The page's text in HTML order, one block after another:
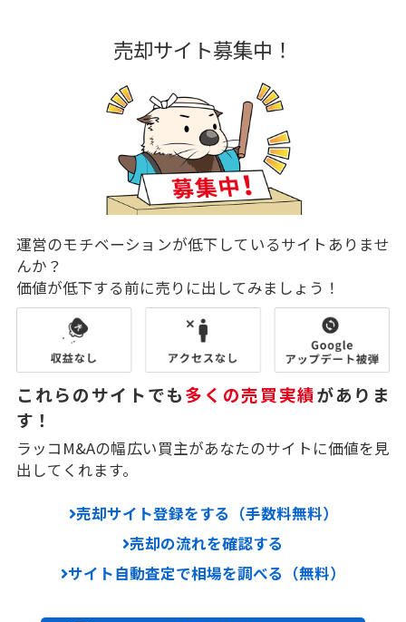
売却サイト募集中！
運営のモチベーションが低下しているサイトありませ
んか？
価値が低下する前に売りに出してみましょう！
これらのサイトでも多くの売買実績がありま
す！
ラッコM&Aの幅広い買主があなたのサイトに価値を見
出してくれます。
売却サイト登録をする（手数料無料）
売却の流れを確認する
サイト自動査定で相場を調べる（無料）